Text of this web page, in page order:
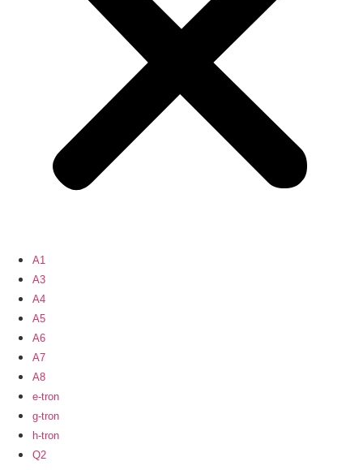
A1
A3
A4
A5
A6
A7
A8
e-tron
g-tron
h-tron
Q2